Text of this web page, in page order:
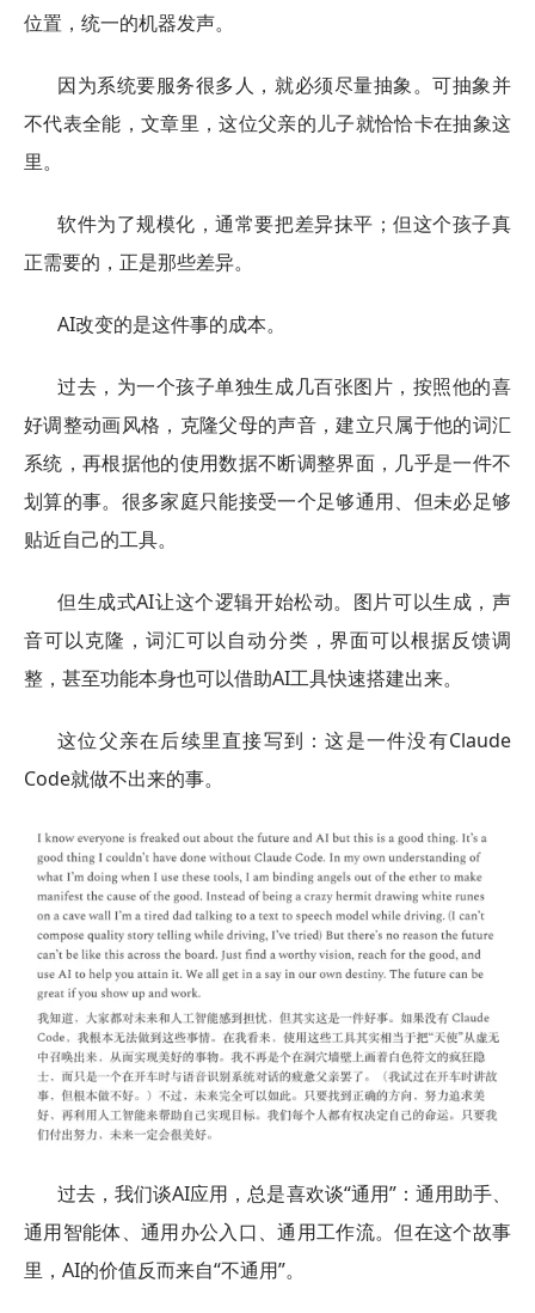
位置，统一的机器发声。
因为系统要服务很多人，就必须尽量抽象。可抽象并
不代表全能，文章里，这位父亲的儿子就恰恰卡在抽象这
里。
软件为了规模化，通常要把差异抹平；但这个孩子真
正需要的，正是那些差异。
AI改变的是这件事的成本。
过去，为一个孩子单独生成几百张图片，按照他的喜
好调整动画风格，克隆父母的声音，建立只属于他的词汇
系统，再根据他的使用数据不断调整界面，几乎是一件不
划算的事。很多家庭只能接受一个足够通用、但未必足够
贴近自己的工具。
但生成式AI让这个逻辑开始松动。图片可以生成，声
音可以克隆，词汇可以自动分类，界面可以根据反馈调
整，甚至功能本身也可以借助AI工具快速搭建出来。
这位父亲在后续里直接写到：这是一件没有Claude
Code就做不出来的事。
过去，我们谈AI应用，总是喜欢谈“通用”：通用助手、
通用智能体、通用办公入口、通用工作流。但在这个故事
里，AI的价值反而来自“不通用”。